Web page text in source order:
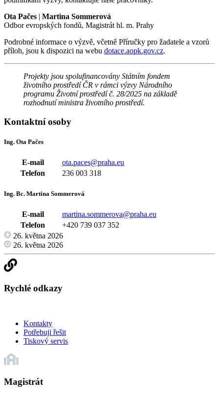
Ota Pačes | Martina Sommerová
Odbor evropských fondů, Magistrát hl. m. Prahy
Podrobné informace o výzvě, včetně Příručky pro žadatele a vzorů
příloh, jsou k dispozici na webu dotace.aopk.gov.cz.
Projekty jsou spolufinancovány Státním fondem
životního prostředí ČR v rámci výzvy Národního
programu Životní prostředí č. 28/2025 na základě
rozhodnutí ministra životního prostředí.
Kontaktní osoby
Ing. Ota Pačes
E-mail
ota.paces@praha.eu
Telefon
236 003 318
Ing. Bc. Martina Sommerová
E-mail
martina.sommerova@praha.eu
Telefon
+420 739 037 352
26. května 2026
26. května 2026
Rychlé odkazy
Kontakty
Potřebuji řešit
Tiskový servis
Magistrát